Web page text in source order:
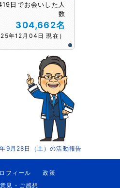
日でお会いした人
数
304,662名
年12月04日 現在）
9月28日（土）の活動報告
フィール
政策
見・ご感想